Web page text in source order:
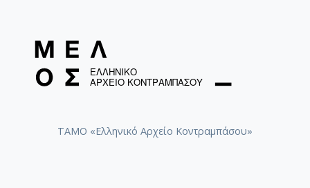
ΤΑΜΟ «Ελληνικό Αρχείο Κοντραμπάσου»